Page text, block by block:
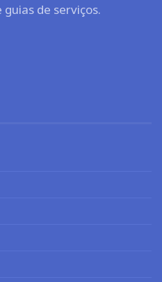
de serviços.